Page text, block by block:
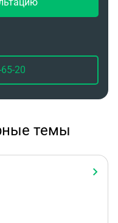
20
темы